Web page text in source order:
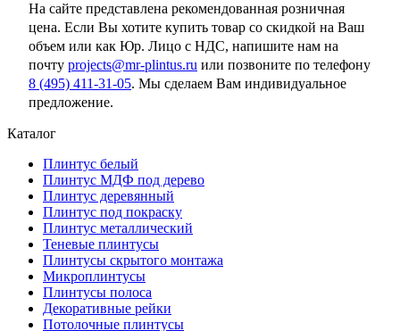
На сайте представлена рекомендованная розничная
цена. Если Вы хотите купить товар со скидкой на Ваш
объем или как Юр. Лицо с НДС, напишите нам на
почту projects@mr-plintus.ru или позвоните по телефону
8 (495) 411-31-05. Мы сделаем Вам индивидуальное
предложение.
Каталог
Плинтус белый
Плинтус МДФ под дерево
Плинтус деревянный
Плинтус под покраску
Плинтус металлический
Теневые плинтусы
Плинтусы скрытого монтажа
Микроплинтусы
Плинтусы полоса
Декоративные рейки
Потолочные плинтусы